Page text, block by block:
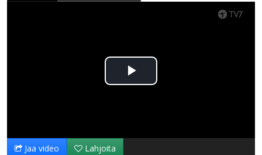
Toista
Jaa video Lahjoita